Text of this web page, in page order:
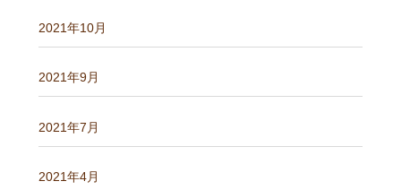
2021年10月
2021年9月
2021年7月
2021年4月